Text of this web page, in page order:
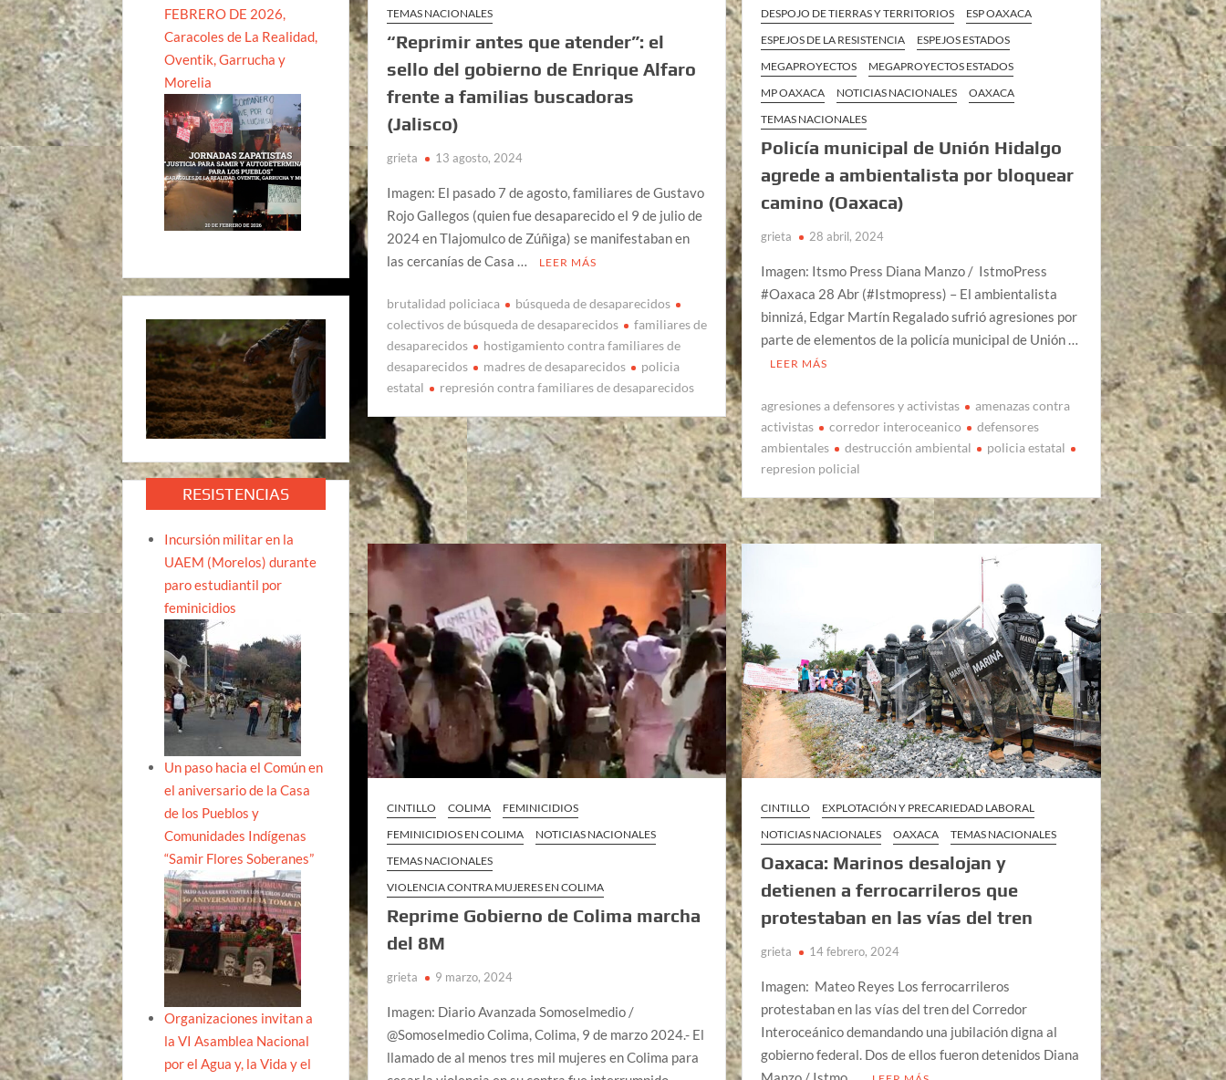
TEMAS NACIONALES
“Reprimir antes que atender”: el
sello del gobierno de Enrique Alfaro
frente a familias buscadoras
(Jalisco)
grieta 13 agosto, 2024
Imagen: El pasado 7 de agosto, familiares de Gustavo
Rojo Gallegos (quien fue desaparecido el 9 de julio de
2024 en Tlajomulco de Zúñiga) se manifestaban en
las cercanías de Casa …
LEER MÁS
brutalidad policiaca
búsqueda de desaparecidos
colectivos de búsqueda de desaparecidos
familiares de
desaparecidos
hostigamiento contra familiares de
desaparecidos
madres de desaparecidos
policia
estatal
represión contra familiares de desaparecidos
DESPOJO DE TIERRAS Y TERRITORIOS
ESP OAXACA
ESPEJOS DE LA RESISTENCIA
ESPEJOS ESTADOS
MEGAPROYECTOS
MEGAPROYECTOS ESTADOS
MP OAXACA
NOTICIAS NACIONALES
OAXACA
TEMAS NACIONALES
Policía municipal de Unión Hidalgo
agrede a ambientalista por bloquear
camino (Oaxaca)
grieta 28 abril, 2024
Imagen: Itsmo Press Diana Manzo / IstmoPress
#Oaxaca 28 Abr (#Istmopress) – El ambientalista
binnizá, Edgar Martín Regalado sufrió agresiones por
parte de elementos de la policía municipal de Unión …
LEER MÁS
agresiones a defensores y activistas
amenazas contra
activistas
corredor interoceanico
defensores
ambientales
destrucción ambiental
policia estatal
represion policial
CINTILLO COLIMA
FEMINICIDIOS
FEMINICIDIOS EN COLIMA
NOTICIAS NACIONALES
TEMAS NACIONALES
VIOLENCIA CONTRA MUJERES EN COLIMA
Reprime Gobierno de Colima marcha
del 8M
grieta 9 marzo, 2024
Imagen: Diario Avanzada Somoselmedio /
@Somoselmedio Colima, Colima, 9 de marzo 2024.- El
llamado de al menos tres mil mujeres en Colima para
CINTILLO
EXPLOTACIÓN Y PRECARIEDAD LABORAL
NOTICIAS NACIONALES
OAXACA TEMAS NACIONALES
Oaxaca: Marinos desalojan y
detienen a ferrocarrileros que
protestaban en las vías del tren
grieta 14 febrero, 2024
Imagen: Mateo Reyes Los ferrocarrileros
protestaban en las vías del tren del Corredor
Interoceánico demandando una jubilación digna al
gobierno federal. Dos de ellos fueron detenidos Diana
FEBRERO DE 2026,
Caracoles de La Realidad,
Oventik, Garrucha y
Morelia
RESISTENCIAS
Incursión militar en la
UAEM (Morelos) durante
paro estudiantil por
feminicidios
Un paso hacia el Común en
el aniversario de la Casa
de los Pueblos y
Comunidades Indígenas
“Samir Flores Soberanes”
Organizaciones invitan a
la VI Asamblea Nacional
por el Agua y, la Vida y el